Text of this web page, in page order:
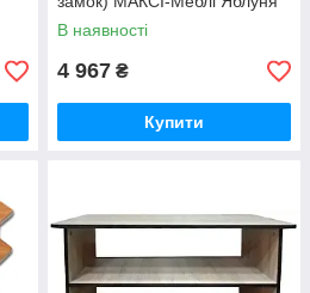
локарна/Дуб молочний
(11104)
В наявності
4 967 ₴
Купити